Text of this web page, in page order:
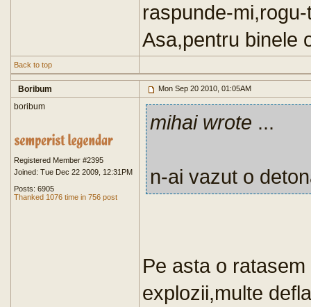
raspunde-
Asa,pentru binele
Back to top
Boribum Mon Sep 20 2010, 01:05AM
boribum
Registered Member #2395
Joined: Tue Dec 22 2009, 12:31PM
Posts: 6905
Thanked 1076 time in 756 post
mihai wrote ...
n-ai vazut o
Pe asta o
explozii,multe